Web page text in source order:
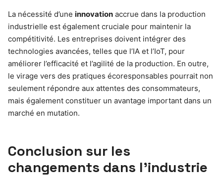
La nécessité d’une innovation accrue dans la production
industrielle est également cruciale pour maintenir la
compétitivité. Les entreprises doivent intégrer des
technologies avancées, telles que l’IA et l’IoT, pour
améliorer l’efficacité et l’agilité de la production. En outre,
le virage vers des pratiques écoresponsables pourrait non
seulement répondre aux attentes des consommateurs,
mais également constituer un avantage important dans un
marché en mutation.
Conclusion sur les
changements dans l’industrie